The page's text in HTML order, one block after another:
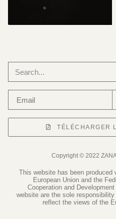
TÉLÉCHARGER
Copyright © 2022
This website has been
European Union and the
Cooperation and
website are the sole
reflect the views of the